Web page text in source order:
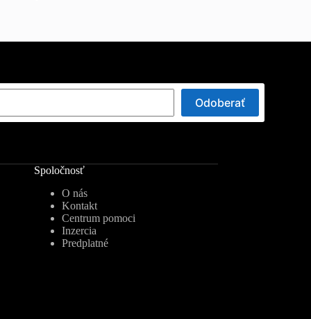
Odoberať
Spoločnosť
O nás
Kontakt
Centrum pomoci
Inzercia
Predplatné